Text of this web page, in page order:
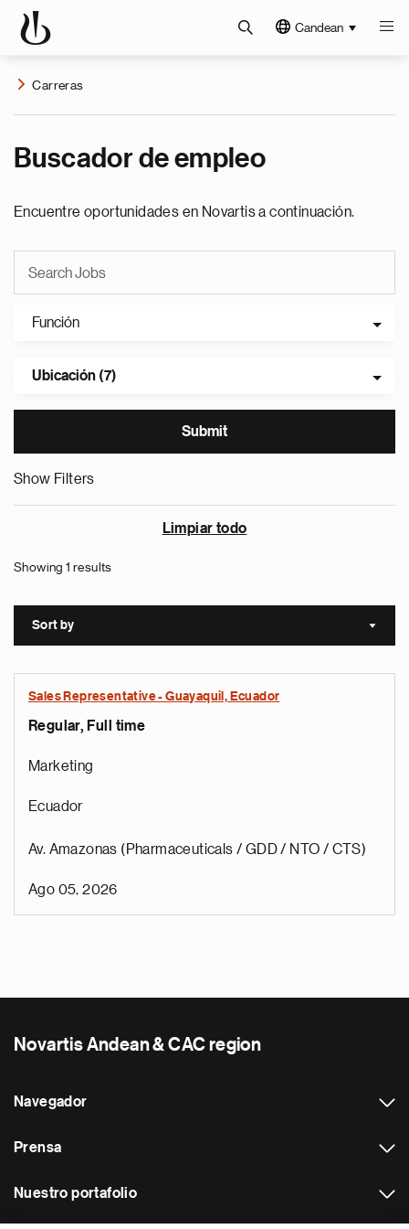
Candean
Carreras
Buscador de empleo
Encuentre oportunidades en Novartis a continuación.
Función
Ubicación (7)
Show Filters
Limpiar todo
Showing 1 results
Sort by Sort
Sales Representative - Guayaquil, Ecuador
Regular, Full time
Marketing
Ecuador
Av. Amazonas (Pharmaceuticals / GDD / NTO / CTS)
Ago 05, 2026
Novartis Andean & CAC region
Navegador
Prensa
Nuestro portafolio